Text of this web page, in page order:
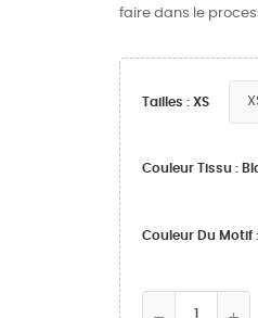
faire dans le
Tailles : XS
Couleur Tissu :
Couleur Du Motif